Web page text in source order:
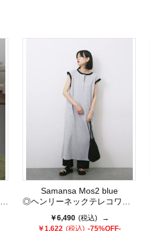
Samansa Mos2 blue
◎ヘンリーネックテレコワンピース
￥6,490 (税込)
→
￥1,622 (税込) -75%OFF-